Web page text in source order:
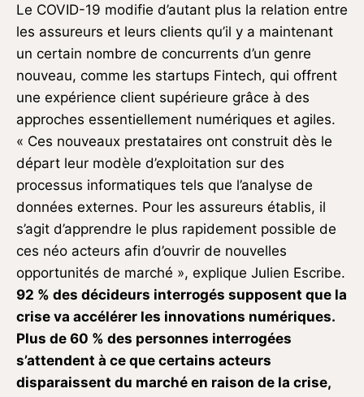
Le COVID-19 modifie d’autant plus la relation entre
les assureurs et leurs clients qu’il y a maintenant
un certain nombre de concurrents d’un genre
nouveau, comme les startups Fintech, qui offrent
une expérience client supérieure grâce à des
approches essentiellement numériques et agiles.
« Ces nouveaux prestataires ont construit dès le
départ leur modèle d’exploitation sur des
processus informatiques tels que l’analyse de
données externes. Pour les assureurs établis, il
s’agit d’apprendre le plus rapidement possible de
ces néo acteurs afin d’ouvrir de nouvelles
opportunités de marché », explique Julien Escribe.
92 % des décideurs interrogés supposent que la
crise va accélérer les innovations numériques.
Plus de 60 % des personnes interrogées
s’attendent à ce que certains acteurs
disparaissent du marché en raison de la crise,